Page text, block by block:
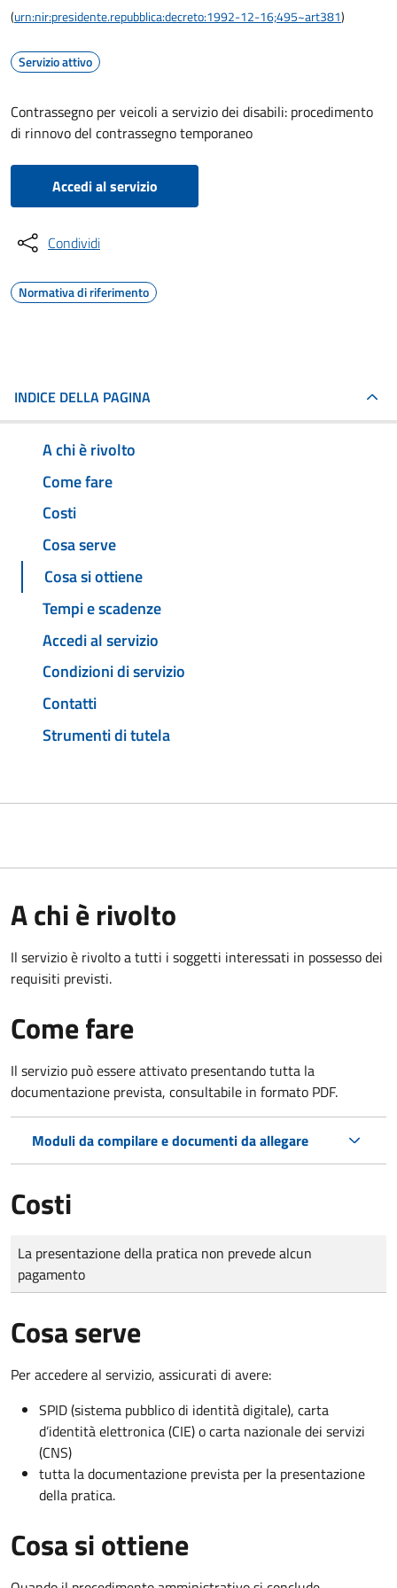
(urn:nir:presidente.repubblica:decreto:1992-12-16;495~art381)
Servizio attivo
Contrassegno per veicoli a servizio dei disabili: procedimento
di rinnovo del contrassegno temporaneo
Accedi al servizio
Condividi
Normativa di riferimento
INDICE DELLA PAGINA
A chi è rivolto
Come fare
Costi
Cosa serve
Cosa si ottiene
Tempi e scadenze
Accedi al servizio
Condizioni di servizio
Contatti
Strumenti di tutela
A chi è rivolto
Il servizio è rivolto a tutti i soggetti interessati in possesso dei
requisiti previsti.
Come fare
Il servizio può essere attivato presentando tutta la
documentazione prevista, consultabile in formato PDF.
Moduli da compilare e documenti da allegare
Costi
Tipo di pagamento
Importo
La presentazione della pratica non prevede alcun
pagamento
Cosa serve
Per accedere al servizio, assicurati di avere:
SPID (sistema pubblico di identità digitale), carta
d’identità elettronica (CIE) o carta nazionale dei servizi
(CNS)
tutta la documentazione prevista per la presentazione
della pratica.
Cosa si ottiene